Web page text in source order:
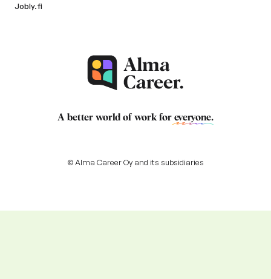
Jobly.fi
A better world of work for everyone.
© Alma Career Oy and its subsidiaries